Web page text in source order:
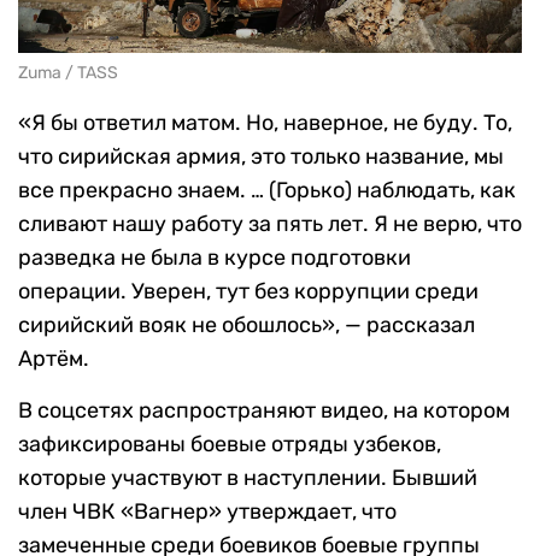
Zuma / TASS
«Я бы ответил матом. Но, наверное, не буду. То,
что сирийская армия, это только название, мы
все прекрасно знаем. … (Горько) наблюдать, как
сливают нашу работу за пять лет. Я не верю, что
разведка не была в курсе подготовки
операции. Уверен, тут без коррупции среди
сирийский вояк не обошлось», — рассказал
Артём.
В соцсетях распространяют видео, на котором
зафиксированы боевые отряды узбеков,
которые участвуют в наступлении. Бывший
член ЧВК «Вагнер» утверждает, что
замеченные среди боевиков боевые группы